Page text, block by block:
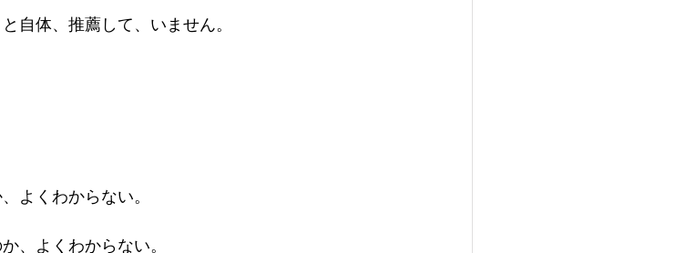
自体、推薦して、いません。
よくわからない。
、よくわからない。